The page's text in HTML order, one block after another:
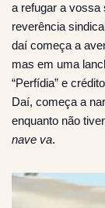
a refugar a vossa
reverência
daí começa a
mas em uma
“Perfídia” e
Daí, começa a
enquanto não
nave va.